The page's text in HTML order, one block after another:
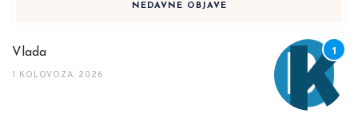
NEDAVNE OBJAVE
Vlada
1 KOLOVOZA, 2026